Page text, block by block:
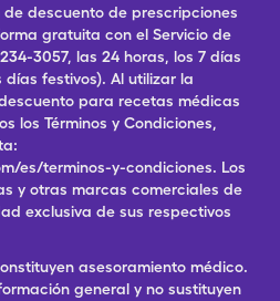
descuento de prescripciones
gratuita con el Servicio de
3057, las 24 horas, los 7 días
festivos). Al utilizar la
para recetas médicas
los Términos y Condiciones,
es/terminos-y-condiciones. Los
y otras marcas comerciales de
exclusiva de sus respectivos
asesoramiento médico.
general y no sustituyen